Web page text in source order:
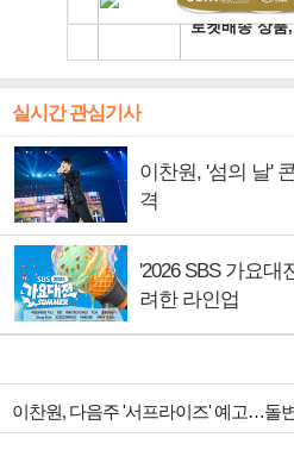
실시간 관심기사
이찬원, '섬의 날'
격
'2026 SBS 가요
려한 라인업
이찬원, 다음주 '서프라이즈' 예고…돌